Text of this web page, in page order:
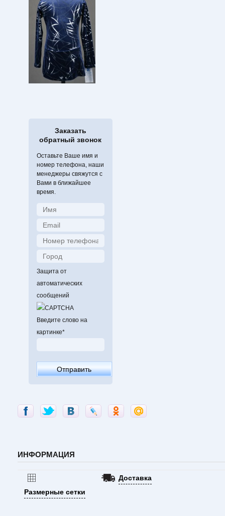
Заказать
обратный звонок
Оставьте Ваше имя и
номер телефона, наши
менеджеры свяжутся с
Вами в ближайшее
время.
Защита от
автоматических
сообщений
Введите слово на
картинке*
ИНФОРМАЦИЯ
Размерные сетки
Доставка